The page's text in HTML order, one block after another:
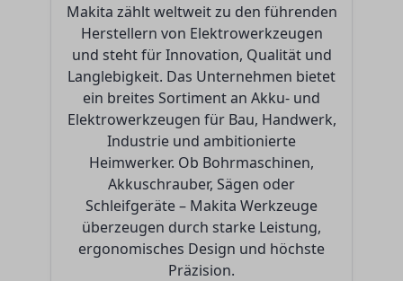
Makita zählt weltweit zu den führenden
Herstellern von Elektrowerkzeugen
und steht für Innovation, Qualität und
Langlebigkeit. Das Unternehmen bietet
ein breites Sortiment an Akku- und
Elektrowerkzeugen für Bau, Handwerk,
Industrie und ambitionierte
Heimwerker. Ob Bohrmaschinen,
Akkuschrauber, Sägen oder
Schleifgeräte – Makita Werkzeuge
überzeugen durch starke Leistung,
ergonomisches Design und höchste
Präzision.